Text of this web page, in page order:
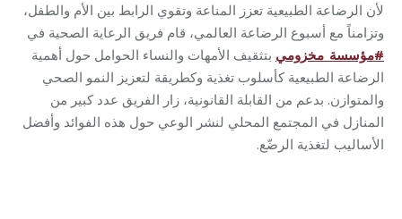
لأن الرضاعة الطبيعية تعزز المناعة وتقوي الرابط بين الأم والطفل،
وتزامناً مع أسبوع الرضاعة العالمي، قام فريق الرعاية الصحية في
#مؤسسة_مخزومي بتثقيف الأمهات والنساء الحوامل حول أهمية
الرضاعة الطبيعية كأسلوب تغذية وكطريقة لتعزيز النمو الصحي
والمتوازن. بدعم من القابلة القانونية، زار الفريق عدد كبير من
المنازل في المجتمع المحلي لنشر الوعي حول هذه الفوائد وأفضل
الأساليب لتغذية الرضّع.